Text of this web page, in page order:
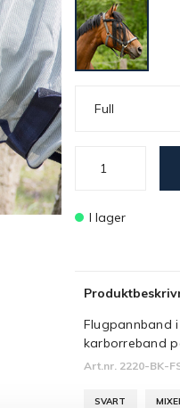
Full
I lager
Flugpannband
karborreband
Art.nr. 2220-BK-
SVART